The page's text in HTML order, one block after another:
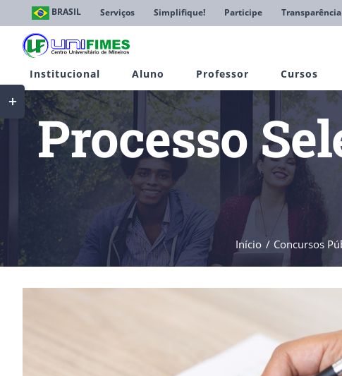
conteúdo
BRASIL Serviços Simplifique! Participe
Institucional Aluno Professor Cursos
Processo
Início Concursos
Toggle
Sliding
Bar